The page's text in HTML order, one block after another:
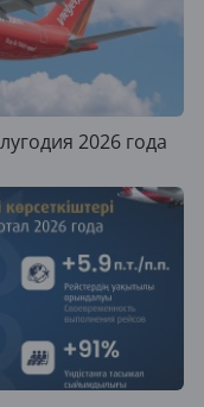
2026 года